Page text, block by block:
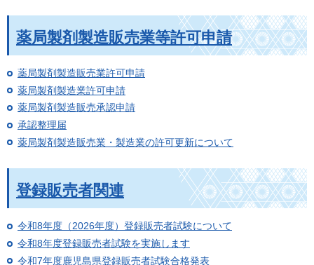
薬局製剤製造販売業等許可申請
薬局製剤製造販売業許可申請
薬局製剤製造業許可申請
薬局製剤製造販売承認申請
承認整理届
薬局製剤製造販売業・製造業の許可更新について
登録販売者関連
令和8年度（2026年度）登録販売者試験について
令和8年度登録販売者試験を実施します
令和7年度鹿児島県登録販売者試験合格発表